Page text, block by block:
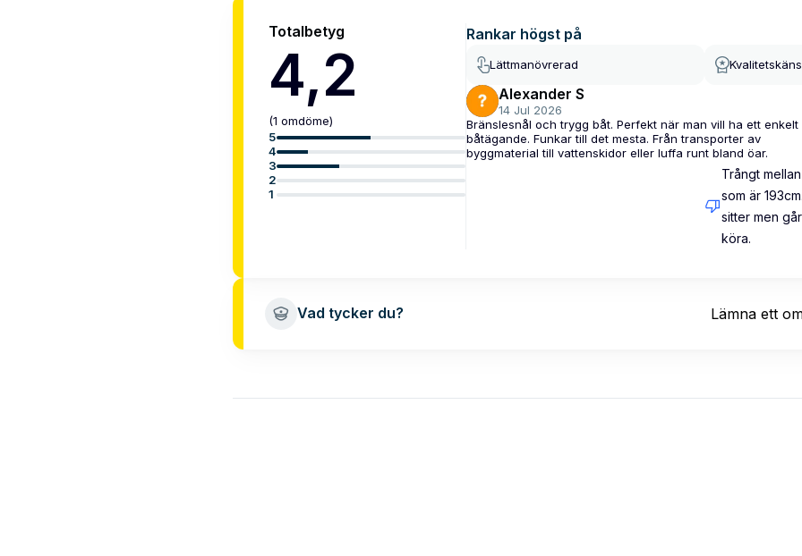
Totalbetyg
4,2
(1 omdöme)
5
4
3
2
1
Rankar högst på
Lättmanövrerad
Alexander S
14 Jul 2026
Bränslesnål och trygg båt. Perfekt när man vill ha ett enkelt
båtägande. Funkar till det mesta. Från transporter av
byggmaterial till vattenskidor eller luffa runt bland öar.
Trångt
som är
sitter men
köra.
Vad tycker du? Lämna ett